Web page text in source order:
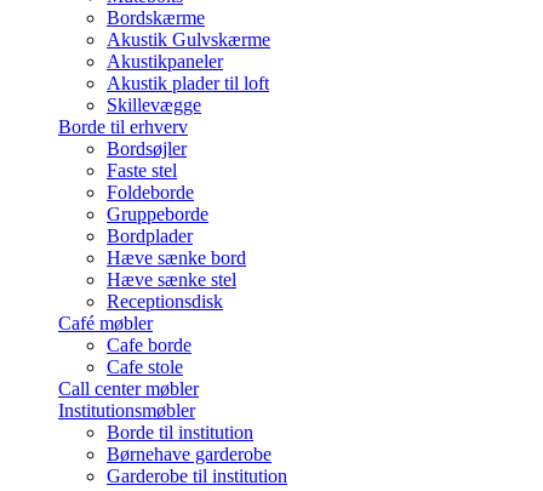
Bordskærme
Akustik Gulvskærme
Akustikpaneler
Akustik plader til loft
Skillevægge
Borde til erhverv
Bordsøjler
Faste stel
Foldeborde
Gruppeborde
Bordplader
Hæve sænke bord
Hæve sænke stel
Receptionsdisk
Café møbler
Cafe borde
Cafe stole
Call center møbler
Institutionsmøbler
Borde til institution
Børnehave garderobe
Garderobe til institution